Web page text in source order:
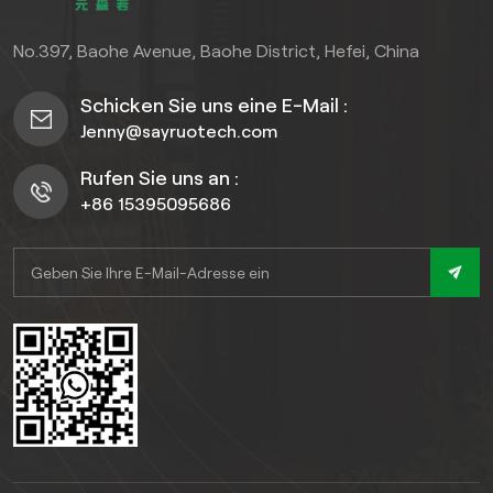
vereint.
No.397, Baohe Avenue, Baohe District, Hefei, China
Schicken Sie uns eine E-Mail :
Jenny@sayruotech.com
Rufen Sie uns an :
+86 15395095686